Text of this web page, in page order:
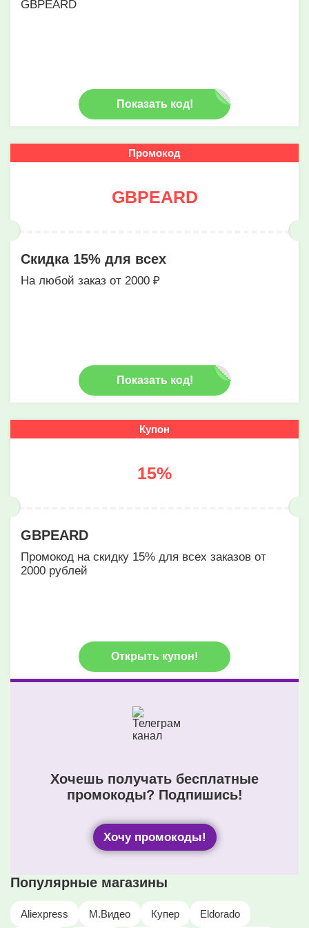
GBPEARD
Показать код!
Промокод
GBPEARD
Скидка 15% для всех
На любой заказ от 2000 ₽
Показать код!
Купон
15%
GBPEARD
Промокод на скидку 15% для всех заказов от
2000 рублей
Открыть купон!
Хочешь получать бесплатные
промокоды? Подпишись!
Хочу промокоды!
Популярные магазины
Aliexpress М.Видео Купер Eldorado